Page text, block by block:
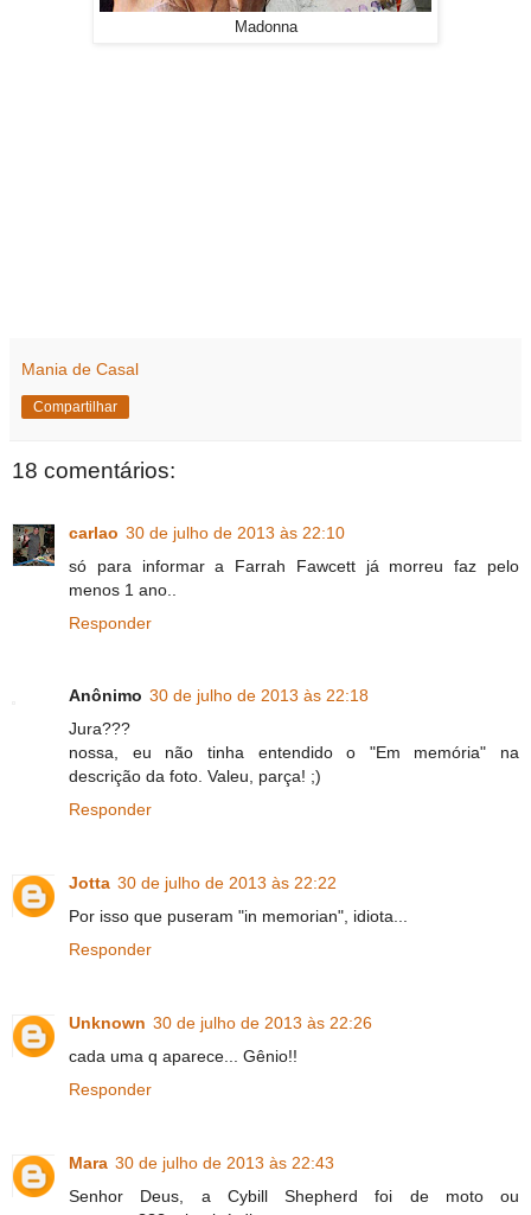
Madonna
Mania de Casal
Compartilhar
18 comentários:
carlao 30 de julho de 2013 às 22:10
só para informar a Farrah Fawcett já morreu faz pelo
menos 1 ano..
Responder
Anônimo 30 de julho de 2013 às 22:18
Jura???
nossa, eu não tinha entendido o "Em memória" na
descrição da foto. Valeu, parça! ;)
Responder
Jotta 30 de julho de 2013 às 22:22
Por isso que puseram "in memorian", idiota...
Responder
Unknown 30 de julho de 2013 às 22:26
cada uma q aparece... Gênio!!
Responder
Mara 30 de julho de 2013 às 22:43
Senhor Deus, a Cybill Shepherd foi de moto ou